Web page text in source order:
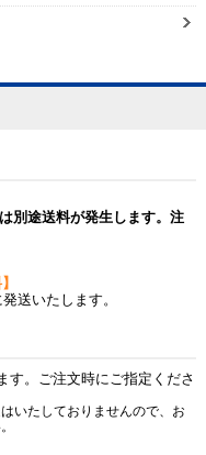
別途送料が発生します。注
送いたします。
す。ご注文時にご指定くださ
いたしておりませんので、お